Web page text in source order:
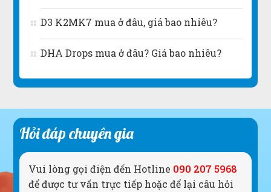
D3 K2MK7 mua ở đâu, giá bao nhiêu?
DHA Drops mua ở đâu? Giá bao nhiêu?
Hỏi đáp chuyên gia
Vui lòng gọi điện đến Hotline 090 207 5968
để được tư vấn trực tiếp hoặc để lại câu hỏi